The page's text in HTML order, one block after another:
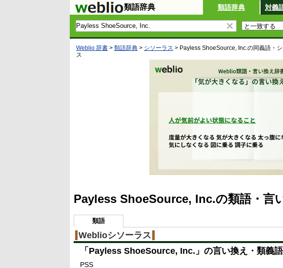
類語辞典 類語辞典 対義
Weblio 辞書 > 類語辞典 > シソーラス > Payless ShoeSource, Inc. の同義語・シ
ス
Payless ShoeSource, Inc.の類語・言
類語
Weblioシソーラス
「 Payless ShoeSource, Inc. 」の言い換え・類義語
PSS